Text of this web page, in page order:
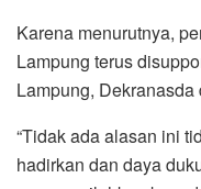
Karena menurutnya,
Lampung terus
Lampung,
“Tidak ada alasan ini
hadirkan dan daya